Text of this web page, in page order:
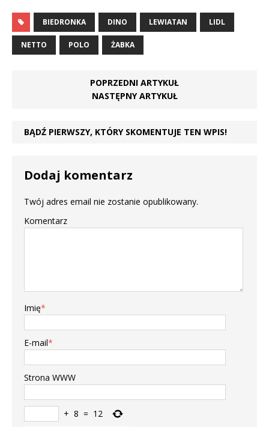
BIEDRONKA DINO LEWIATAN LIDL
NETTO POLO ŻABKA
POPRZEDNI ARTYKUŁ
NASTĘPNY ARTYKUŁ
BĄDŹ PIERWSZY, KTÓRY SKOMENTUJE TEN WPIS!
Dodaj komentarz
Twój adres email nie zostanie opublikowany.
Komentarz
Imię*
E-mail*
Strona WWW
+ 8 = 12